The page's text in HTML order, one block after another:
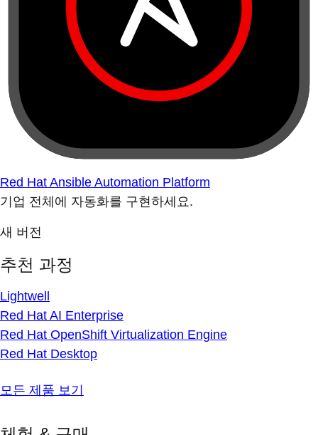
Red Hat Ansible Automation Platform
기업 전체에 자동화를 구현하세요.
새 버전
추천 과정
Lightwell
Red Hat AI Enterprise
Red Hat OpenShift Virtualization Engine
Red Hat Desktop
모든 제품 보기